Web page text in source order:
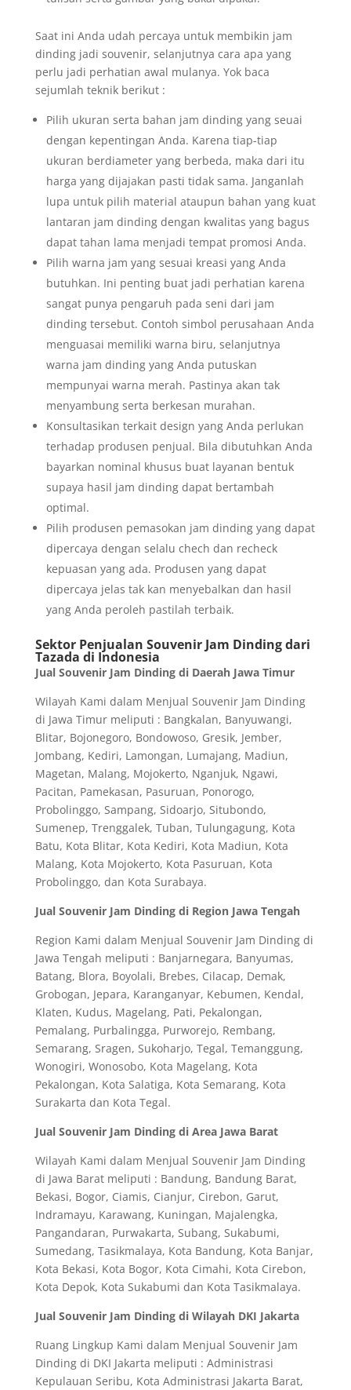
Saat ini Anda udah percaya untuk membikin jam
dinding jadi souvenir, selanjutnya cara apa yang
perlu jadi perhatian awal mulanya. Yok baca
sejumlah teknik berikut :
Pilih ukuran serta bahan jam dinding yang seuai
dengan kepentingan Anda. Karena tiap-tiap
ukuran berdiameter yang berbeda, maka dari itu
harga yang dijajakan pasti tidak sama. Janganlah
lupa untuk pilih material ataupun bahan yang kuat
lantaran jam dinding dengan kwalitas yang bagus
dapat tahan lama menjadi tempat promosi Anda.
Pilih warna jam yang sesuai kreasi yang Anda
butuhkan. Ini penting buat jadi perhatian karena
sangat punya pengaruh pada seni dari jam
dinding tersebut. Contoh simbol perusahaan Anda
menguasai memiliki warna biru, selanjutnya
warna jam dinding yang Anda putuskan
mempunyai warna merah. Pastinya akan tak
menyambung serta berkesan murahan.
Konsultasikan terkait design yang Anda perlukan
terhadap produsen penjual. Bila dibutuhkan Anda
bayarkan nominal khusus buat layanan bentuk
supaya hasil jam dinding dapat bertambah
optimal.
Pilih produsen pemasokan jam dinding yang dapat
dipercaya dengan selalu chech dan recheck
kepuasan yang ada. Produsen yang dapat
dipercaya jelas tak kan menyebalkan dan hasil
yang Anda peroleh pastilah terbaik.
Sektor Penjualan Souvenir Jam Dinding dari
Tazada di Indonesia
Jual Souvenir Jam Dinding di Daerah Jawa Timur
Wilayah Kami dalam Menjual Souvenir Jam Dinding
di Jawa Timur meliputi : Bangkalan, Banyuwangi,
Blitar, Bojonegoro, Bondowoso, Gresik, Jember,
Jombang, Kediri, Lamongan, Lumajang, Madiun,
Magetan, Malang, Mojokerto, Nganjuk, Ngawi,
Pacitan, Pamekasan, Pasuruan, Ponorogo,
Probolinggo, Sampang, Sidoarjo, Situbondo,
Sumenep, Trenggalek, Tuban, Tulungagung, Kota
Batu, Kota Blitar, Kota Kediri, Kota Madiun, Kota
Malang, Kota Mojokerto, Kota Pasuruan, Kota
Probolinggo, dan Kota Surabaya.
Jual Souvenir Jam Dinding di Region Jawa Tengah
Region Kami dalam Menjual Souvenir Jam Dinding di
Jawa Tengah meliputi : Banjarnegara, Banyumas,
Batang, Blora, Boyolali, Brebes, Cilacap, Demak,
Grobogan, Jepara, Karanganyar, Kebumen, Kendal,
Klaten, Kudus, Magelang, Pati, Pekalongan,
Pemalang, Purbalingga, Purworejo, Rembang,
Semarang, Sragen, Sukoharjo, Tegal, Temanggung,
Wonogiri, Wonosobo, Kota Magelang, Kota
Pekalongan, Kota Salatiga, Kota Semarang, Kota
Surakarta dan Kota Tegal.
Jual Souvenir Jam Dinding di Area Jawa Barat
Wilayah Kami dalam Menjual Souvenir Jam Dinding
di Jawa Barat meliputi : Bandung, Bandung Barat,
Bekasi, Bogor, Ciamis, Cianjur, Cirebon, Garut,
Indramayu, Karawang, Kuningan, Majalengka,
Pangandaran, Purwakarta, Subang, Sukabumi,
Sumedang, Tasikmalaya, Kota Bandung, Kota Banjar,
Kota Bekasi, Kota Bogor, Kota Cimahi, Kota Cirebon,
Kota Depok, Kota Sukabumi dan Kota Tasikmalaya.
Jual Souvenir Jam Dinding di Wilayah DKI Jakarta
Ruang Lingkup Kami dalam Menjual Souvenir Jam
Dinding di DKI Jakarta meliputi : Administrasi
Kepulauan Seribu, Kota Administrasi Jakarta Barat,